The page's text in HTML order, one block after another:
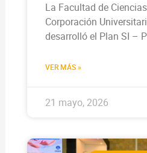
La Facultad de
Corporación
desarrolló el Plan SI –
VER MÁS »
21 mayo, 2026